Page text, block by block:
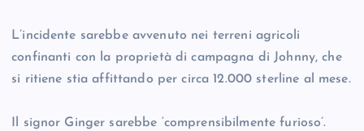
L’incidente sarebbe avvenuto nei terreni agricoli
confinanti con la proprietà di campagna di Johnny, che
si ritiene stia affittando per circa 12.000 sterline al mese.
Il signor Ginger sarebbe ‘comprensibilmente furioso’.